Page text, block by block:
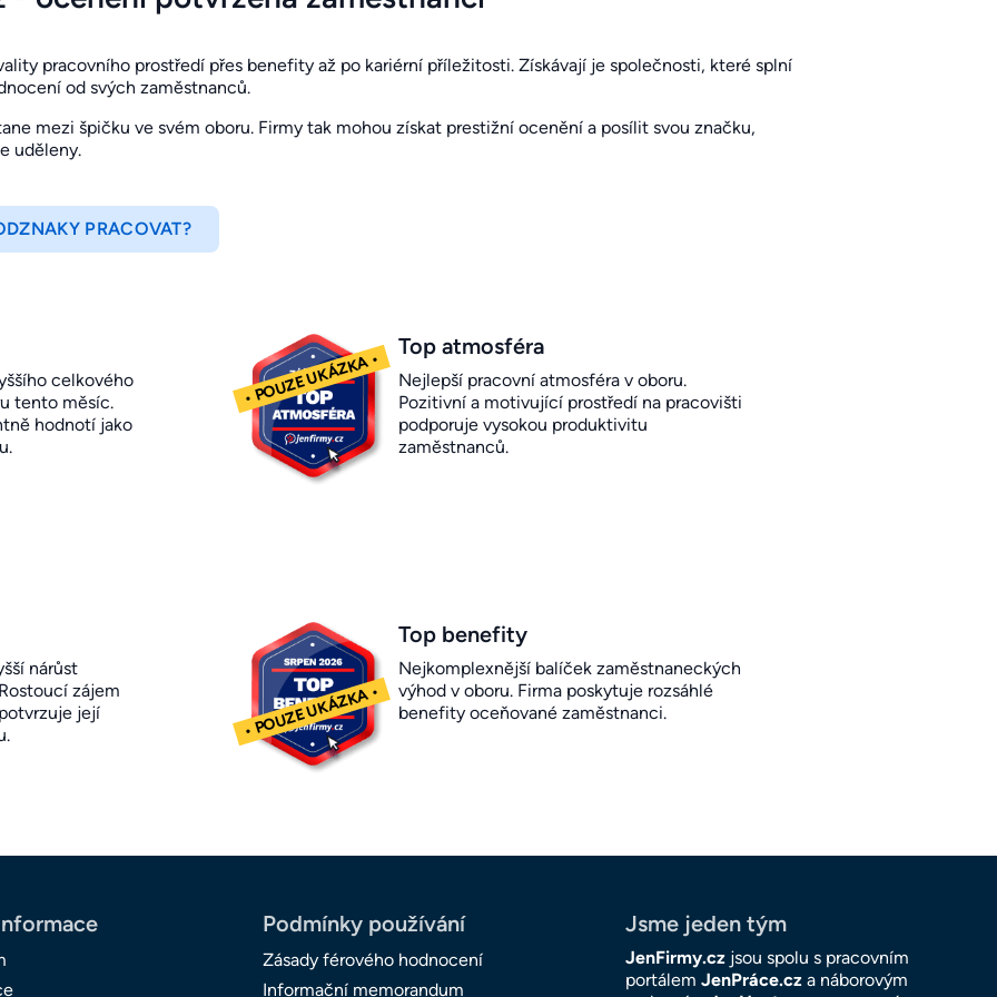
pracovního prostředí přes benefity až po kariérní příležitosti. Získávají je společnosti, které splní
od svých zaměstnanců.
mezi špičku ve svém oboru. Firmy tak mohou získat prestižní ocenění a posílit svou značku,
uděleny.
PRACOVAT?
celkového
tento měsíc.
hodnotí jako
Top atmosféra
Nejlepší pracovní atmosféra v oboru.
Pozitivní a motivující prostředí na pracovišti
podporuje vysokou produktivitu
zaměstnanců.
nárůst
zájem
její
Top benefity
Nejkomplexnější balíček zaměstnaneckých
výhod v oboru. Firma poskytuje rozsáhlé
benefity oceňované zaměstnanci.
Podmínky používání
Zásady férového hodnocení
Informační memorandum
Jsme jeden tým
JenFirmy.cz jsou spolu s pracovním
portálem JenPráce.cz a náborovým